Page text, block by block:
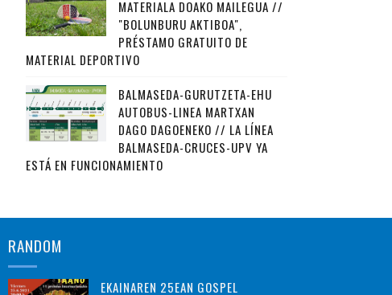
MATERIALA DOAKO MAILEGUA //
"BOLUNBURU AKTIBOA",
PRÉSTAMO GRATUITO DE
MATERIAL DEPORTIVO
BALMASEDA-GURUTZETA-EHU
AUTOBUS-LINEA MARTXAN
DAGO DAGOENEKO // LA LÍNEA
BALMASEDA-CRUCES-UPV YA
ESTÁ EN FUNCIONAMIENTO
RANDOM
EKAINAREN 25EAN GOSPEL